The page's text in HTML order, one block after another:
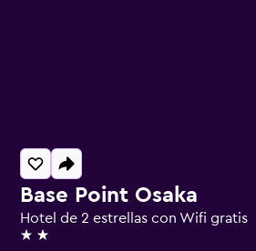
Base Point Osaka
Hotel de 2 estrellas con Wifi gratis
2 estrellas